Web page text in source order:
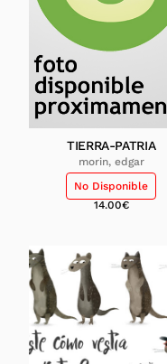
TIERRA-PATRIA
morin, edgar
No Disponible
14.00€